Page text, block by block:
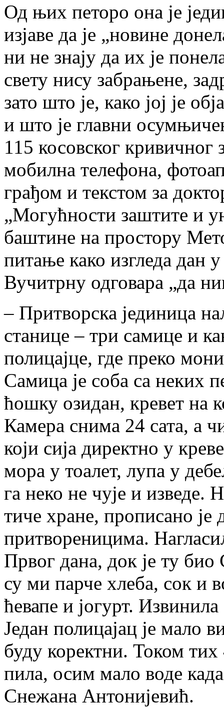
Од њих петоро она је
изјаве да је „новине
ни не знају да их је
свету нису забрањене,
зато што је, како јој је
и што је главни
115 косовског кривичног
мобилна телефона,
грађом и текстом за
„Могућности заштите и
баштине на простору
питање како изгледа дан
Вучитрну одговара „да
– Притворска јединица
станице – три самице и
полицајце, где преко
Самица је соба са неких
ћошку озидан, кревет на
Камера снима 24 сата, а
који сија директно у
мора у тоалет, лупа у
га неко не чује и
тиче хране, прописано је
притвореницима.
Првог дана, док је ту
су ми парче хлеба, сок и
ћевапе и јогурт.
Један полицајац је мало
буду коректни. Током
пила, осим мало воде
Снежана Антонијевић.